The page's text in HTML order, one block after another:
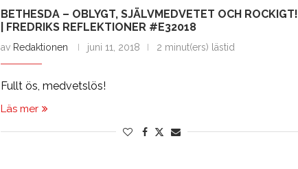
BETHESDA – OBLYGT, SJÄLVMEDVETET OCH ROCKIGT!
| FREDRIKS REFLEKTIONER #E32018
av Redaktionen juni 11, 2018 2 minut(ers) lästid
Fullt ös, medvetslös!
Läs mer